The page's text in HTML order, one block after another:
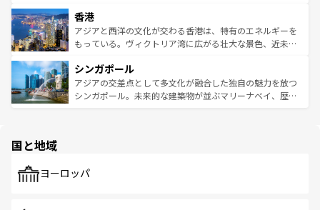
とつ。フォーやバインミー、ベトナムコーヒーなどは、ぜ
ひ現地で味わいたい。どの地域を訪れてもあたたかい人々
が旅行者を迎えてくれるので、きっと忘れられない旅にな
参照してほしい。
の活気が交差している。北部ではチェンマイなどの山岳地
帯で自然と触れ合い、南部ではプーケットやクラビの美し
いビーチでリゾート気分を楽しむことができる。タイ料理
激する。気候は一年中温暖で、どの季節にも異なる楽しみ
が待っている。親しみやすいタイの人々、仏教を中心とし
た文化、そして多様な観光資源が、訪れる旅人を魅了し続
香港
アジアと西洋の文化が交わる香港は、特有のエネルギーを
もっている。ヴィクトリア湾に広がる壮大な景色、近未来
み、どこを訪れても感動するはず。観光スポットが密集し
ており、効率よく見どころを回れるのも魅力。息をのむよ
うな絶景から文化的な体験まで、香港を存分に楽しみ尽く
シンガポール
アジアの交差点として多文化が融合した独自の魅力を放つ
シンガポール。未来的な建築物が並ぶマリーナベイ、歴史
で、ホーカーズは地元の風情を楽しめる外せないスポット
国と地域
ヨーロッパ